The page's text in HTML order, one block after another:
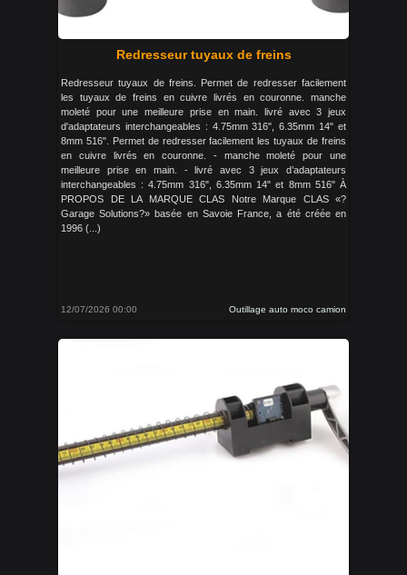
Redresseur tuyaux de freins
Redresseur tuyaux de freins. Permet de redresser facilement
les tuyaux de freins en cuivre livrés en couronne. manche
moleté pour une meilleure prise en main. livré avec 3 jeux
d'adaptateurs interchangeables : 4.75mm 316", 6.35mm 14" et
8mm 516". Permet de redresser facilement les tuyaux de freins
en cuivre livrés en couronne. - manche moleté pour une
meilleure prise en main. - livré avec 3 jeux d’adaptateurs
interchangeables : 4.75mm 316", 6.35mm 14" et 8mm 516" À
PROPOS DE LA MARQUE CLAS Notre Marque CLAS «?
Garage Solutions?» basée en Savoie France, a été créée en
1996 (...)
12/07/2026 00:00 Outillage auto moco camion